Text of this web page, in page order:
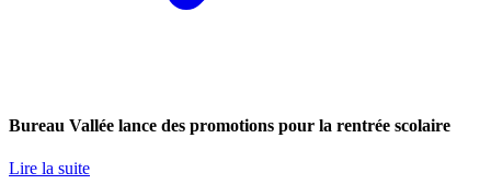
Bureau Vallée lance des promotions pour la rentrée scolaire
Lire la suite